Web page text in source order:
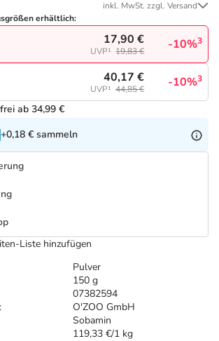
Pulver
150 g
07382594
O'ZOO GmbH
Sobamin
119,33 €/1 kg
inkl. MwSt. zzgl. Versand
erhältlich:
17,90 €
UVP¹ 19,83 € -10%3
40,17 €
UVP¹ 44,85 € -10%3
ab 34,99 €
+0,18 € sammeln
Liste hinzufügen